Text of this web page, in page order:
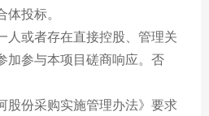
体投标。
人或者存在直接控股、管理关
加参与本项目磋商响应。否
股份采购实施管理办法》要求